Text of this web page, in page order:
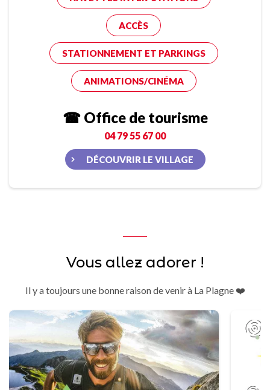
ACCÈS
STATIONNEMENT ET PARKINGS
ANIMATIONS/CINÉMA
☎ Office de tourisme
04 79 55 67 00
DÉCOUVRIR LE VILLAGE
Vous allez adorer !
Il y a toujours une bonne raison de venir à La Plagne ❤️